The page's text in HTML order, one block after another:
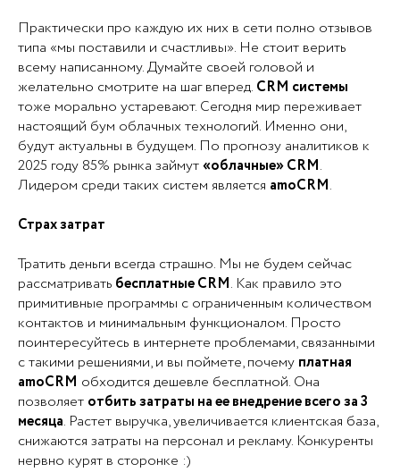
Практически про каждую их них в сети полно отзывов
типа «мы поставили и счастливы». Не стоит верить
всему написанному. Думайте своей головой и
желательно смотрите на шаг вперед. CRM системы
тоже морально устаревают. Сегодня мир переживает
настоящий бум облачных технологий. Именно они,
будут актуальны в будущем. По прогнозу аналитиков к
2025 году 85% рынка займут«облачные» CRM.
Лидером среди таких систем является amoCRM.
Страх затрат
Тратить деньги всегда страшно. Мы не будем сейчас
рассматривать бесплатные CRM. Как правило это
примитивные программы с ограниченным количеством
контактов и минимальным функционалом. Просто
поинтересуйтесь в интернете проблемами, связанными
с такими решениями, и вы поймете, почему платная
amoCRM обходится дешевле бесплатной. Она
позволяет отбить затраты на ее внедрение всего за 3
месяца. Растет выручка, увеличивается клиентская база,
снижаются затраты на персонал и рекламу. Конкуренты
нервно курят в сторонке :)